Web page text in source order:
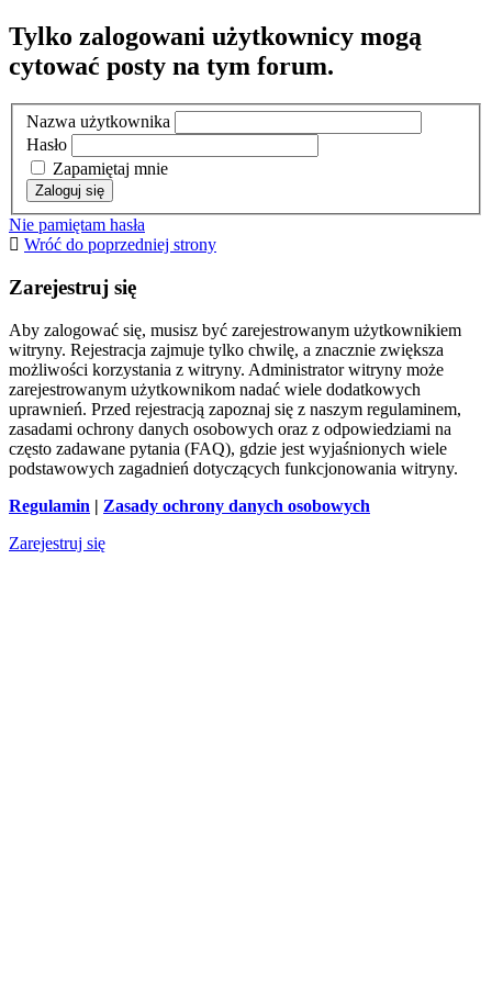
Tylko zalogowani użytkownicy mogą
cytować posty na tym forum.
Nazwa użytkownika
Hasło
Zapamiętaj mnie
Nie pamiętam hasła
Wróć do poprzedniej strony
Zarejestruj się
Aby zalogować się, musisz być zarejestrowanym użytkownikiem
witryny. Rejestracja zajmuje tylko chwilę, a znacznie zwiększa
możliwości korzystania z witryny. Administrator witryny może
zarejestrowanym użytkownikom nadać wiele dodatkowych
uprawnień. Przed rejestracją zapoznaj się z naszym regulaminem,
zasadami ochrony danych osobowych oraz z odpowiedziami na
często zadawane pytania (FAQ), gdzie jest wyjaśnionych wiele
podstawowych zagadnień dotyczących funkcjonowania witryny.
Regulamin | Zasady ochrony danych osobowych
Zarejestruj się